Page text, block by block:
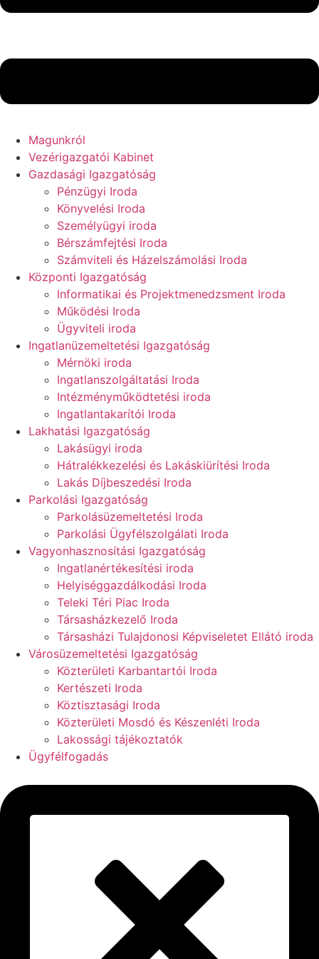
Magunkról
Vezérigazgatói Kabinet
Gazdasági Igazgatóság
Pénzügyi Iroda
Könyvelési Iroda
Személyügyi iroda
Bérszámfejtési Iroda
Számviteli és Házelszámolási Iroda
Központi Igazgatóság
Informatikai és Projektmenedzsment Iroda
Működési Iroda
Ügyviteli iroda
Ingatlanüzemeltetési Igazgatóság
Mérnöki iroda
Ingatlanszolgáltatási Iroda
Intézményműködtetési iroda
Ingatlantakarítói Iroda
Lakhatási Igazgatóság
Lakásügyi iroda
Hátralékkezelési és Lakáskiürítési Iroda
Lakás Díjbeszedési Iroda
Parkolási Igazgatóság
Parkolásüzemeltetési Iroda
Parkolási Ügyfélszolgálati Iroda
Vagyonhasznosítási Igazgatóság
Ingatlanértékesítési iroda
Helyiséggazdálkodási Iroda
Teleki Téri Piac Iroda
Társasházkezelő Iroda
Társasházi Tulajdonosi Képviseletet Ellátó iroda
Városüzemeltetési Igazgatóság
Közterületi Karbantartói Iroda
Kertészeti Iroda
Köztisztasági Iroda
Közterületi Mosdó és Készenléti Iroda
Lakossági tájékoztatók
Ügyfélfogadás